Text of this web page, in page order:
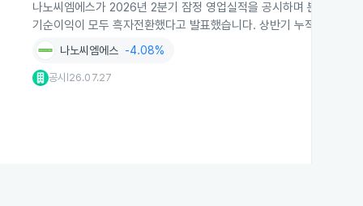
나노씨엠에스가 2026년 2분기 잠정 영업실적을 공시하며 분기 매
기순이익이 모두 흑자전환했다고 발표했습니다. 상반기 누적 실적도
나노씨엠에스 -4.08%
공시 26.07.27